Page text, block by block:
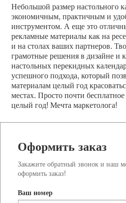
Небольшой размер настольного
экономичным, практичным и
инструментом. А еще это
рекламные материалы как на
и на столах ваших партнеров.
грамотные решения в дизайне и
настольных перекидных
успешного подхода, который
материалам целый год
местах. Просто почти
целый год! Мечта маркетолога!
Оформить заказ
Закажите обратный звонок и наш
оформить заказ!
Ваш номер